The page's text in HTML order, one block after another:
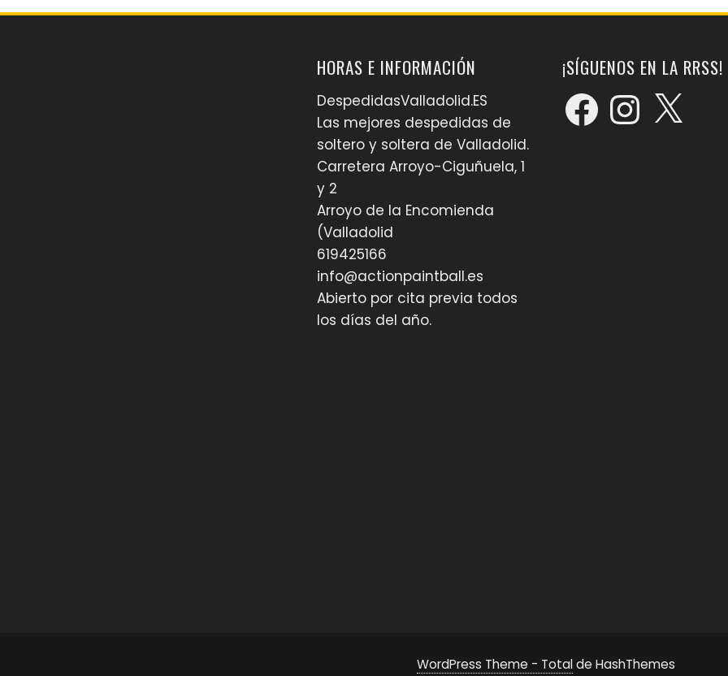
HORAS E INFORMACIÓN
DespedidasValladolid.ES
Las mejores despedidas de
soltero y soltera de Valladolid.
Carretera Arroyo-Ciguñuela, 1
y 2
Arroyo de la Encomienda
(Valladolid
619425166
info@actionpaintball.es
Abierto por cita previa todos
los días del año.
¡SÍGUENOS EN LA RRSS!
FacebookInstagram
X
WordPress Theme - Totalde HashThemes